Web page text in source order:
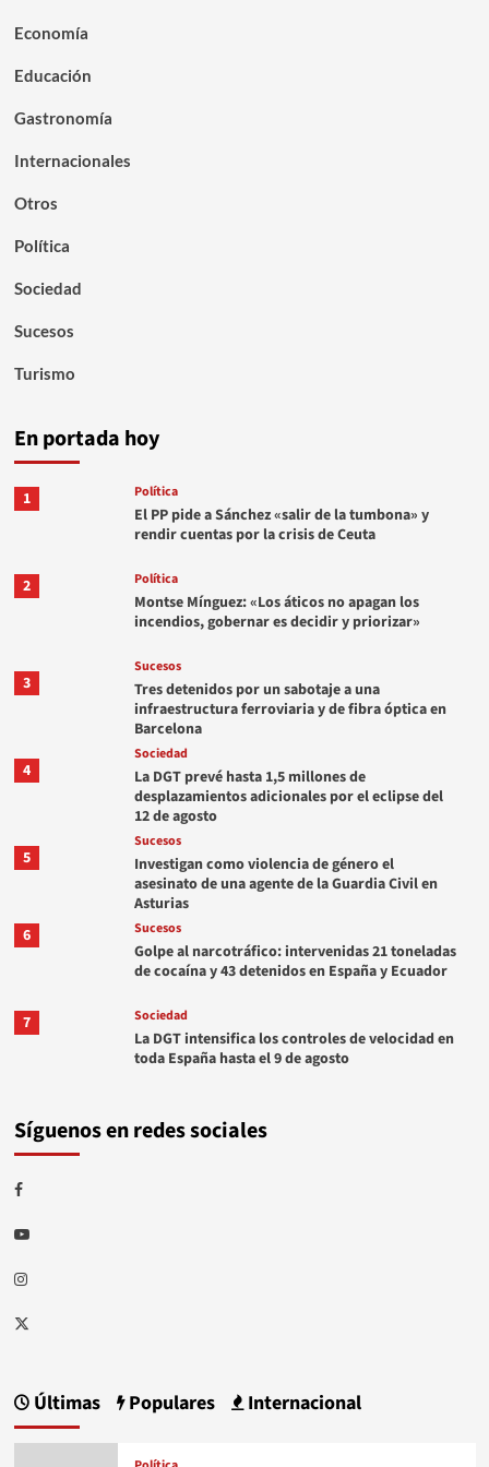
Economía
Educación
Gastronomía
Internacionales
Otros
Política
Sociedad
Sucesos
Turismo
En portada hoy
1 Política
El PP pide a Sánchez «salir de la tumbona» y
rendir cuentas por la crisis de Ceuta
2 Política
Montse Mínguez: «Los áticos no apagan los
incendios, gobernar es decidir y priorizar»
3
Sucesos
Tres detenidos por un sabotaje a una
infraestructura ferroviaria y de fibra óptica en
Barcelona
4
Sociedad
La DGT prevé hasta 1,5 millones de
desplazamientos adicionales por el eclipse del
12 de agosto
5
Sucesos
Investigan como violencia de género el
asesinato de una agente de la Guardia Civil en
Asturias
6
Sucesos
Golpe al narcotráfico: intervenidas 21 toneladas
de cocaína y 43 detenidos en España y Ecuador
7 Sociedad
La DGT intensifica los controles de velocidad en
toda España hasta el 9 de agosto
Síguenos en redes sociales
Facebook
Youtube
Instagram
Twitter
Últimas Populares Internacional